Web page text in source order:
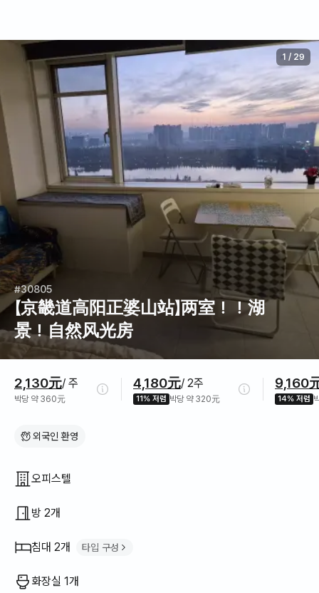
#30805
【京畿道高阳正婆山站】两室！！湖
景！自然风光房
1 / 29
2,130元/ 주
박당 약 360元
4,180元/ 2주
11% 저렴 박당 약 320元
9,160
14% 저렴
외국인 환영
집 구조
오피스텔
방 2개
침대 2개 타입 구성
화장실 1개